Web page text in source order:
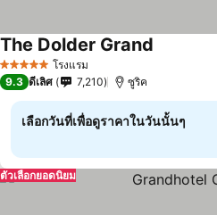
5 ดาว โรงแรม
The Dolder Grand
9.3 ดีเลิศ 7,210 ซูริค
เลือกวันที่เพื่อดูราคาในวันนั้นๆ
ตัวเลือกยอดนิยม